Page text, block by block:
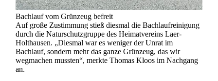
Bachlauf vom Grünzeug befreit
Auf große Zustimmung stieß diesmal die Bachlaufreinigung
durch die Naturschutzgruppe des Heimatvereins Laer-
Holthausen. „Diesmal war es weniger der Unrat im
Bachlauf, sondern mehr das ganze Grünzeug, das wir
wegmachen mussten“, merkte Thomas Kloos im Nachgang
an.